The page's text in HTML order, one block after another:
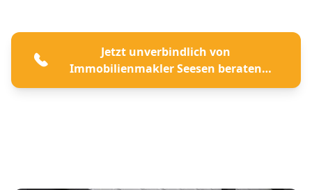
Jetzt unverbindlich von
Immobilienmakler Seesen beraten
lassen